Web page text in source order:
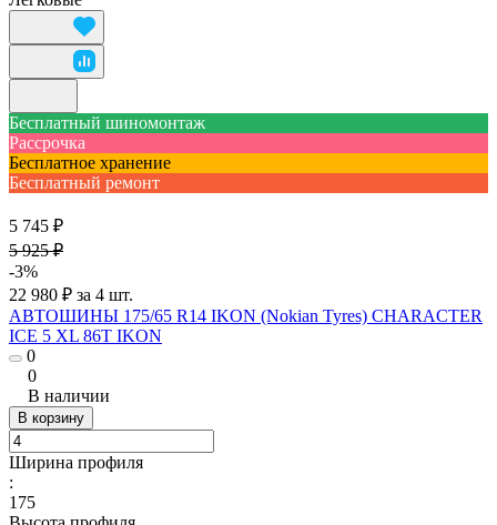
Бесплатный шиномонтаж
Рассрочка
Бесплатное хранение
Бесплатный ремонт
5 745 ₽
5 925 ₽
-3%
22 980 ₽ за 4 шт.
АВТОШИНЫ 175/65 R14 IKON (Nokian Tyres) CHARACTER
ICE 5 XL 86T IKON
0
0
В наличии
В корзину
Ширина профиля
:
175